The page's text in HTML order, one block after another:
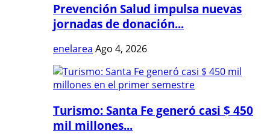
Prevención Salud impulsa nuevas
jornadas de donación...
enelarea Ago 4, 2026
Turismo: Santa Fe generó casi $ 450
mil millones...